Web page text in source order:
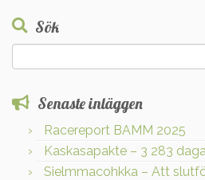
Sök
efter:
Senaste inläggen
Racereport BAMM 2025
Kaskasapakte – 3 283
Sielmmacohkka – Att